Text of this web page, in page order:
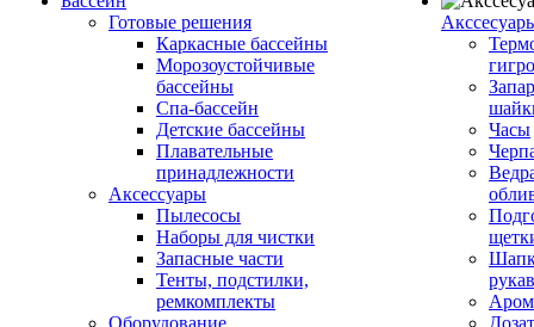
Готовые решения
Каркасные бассейны
Морозоустойчивые
бассейны
Спа-бассейн
Детские бассейны
Плавательные
принадлежности
Аксессуары
Пылесосы
Наборы для чистки
Запасные части
Тенты, подстилки,
ремкомплекты
Оборудование
Часы